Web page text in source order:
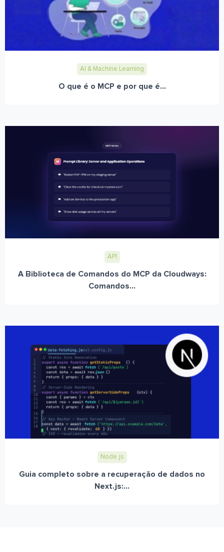
AI & Machine Learning
O que é o MCP e por que é...
API
A Biblioteca de Comandos do MCP da Cloudways:
Comandos...
Node.js
Guia completo sobre a recuperação de dados no
Next.js:...